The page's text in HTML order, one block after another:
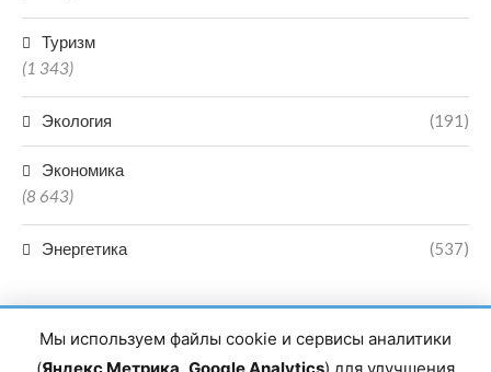
Туризм
(1 343)
Экология (191)
Экономика
(8 643)
Энергетика (537)
Мы используем файлы cookie и сервисы аналитики